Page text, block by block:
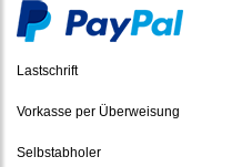
Lastschrift
Vorkasse per Überweisung
Selbstabholer